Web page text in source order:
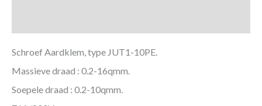
Schroef Aardklem, type JUT1-10PE.
Massieve draad : 0.2-16qmm.
Soepele draad : 0.2-10qmm.